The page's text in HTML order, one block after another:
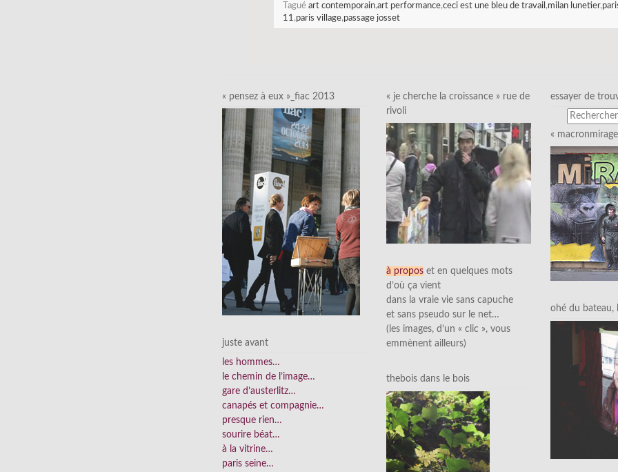
Tagué art contemporain,art performance,ceci est une bleu de travail ,milan lunetier,
11 ,paris village,passage josset
« pensez à eux »_fiac 2013
juste avant
les hommes…
le chemin de l’image…
gare d’austerlitz…
canapés et compagnie…
presque rien…
sourire béat…
à la vitrine…
paris seine…
« je cherche la croissance » rue de
rivoli
à propos et en quelques mots
d’où ça vient
dans la vraie vie sans capuche
et sans pseudo sur le net…
(les images, d’un « clic », vous
emmènent ailleurs)
thebois dans le bois
essayer de
«
ohé du bateau,